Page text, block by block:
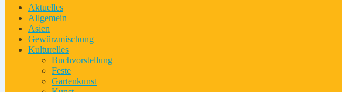
Aktuelles
Allgemein
Asien
Gewürzmischung
Kulturelles
Buchvorstellung
Feste
Gartenkunst